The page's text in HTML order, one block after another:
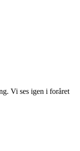
Vi ses igen i foråret